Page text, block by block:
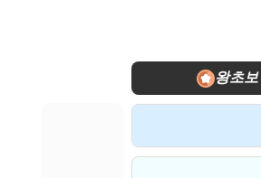
왕초보